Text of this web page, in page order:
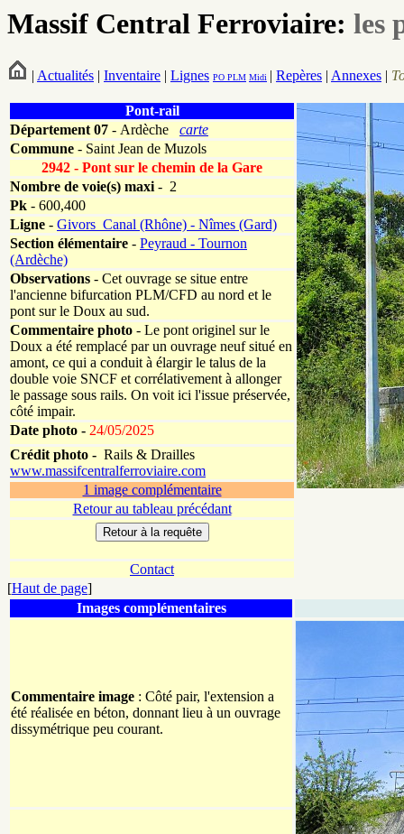
Massif Central Ferroviaire: les
| Actualités | Inventaire | Lignes PO PLM Midi | Repères | Annexes |
Pont-rail
Département07 - Ardèche carte
Commune - Saint Jean de Muzols
2942 - Pont sur le chemin de la Gare
Nombre de voie(s) maxi- 2
Pk - 600,400
Ligne - Givors_Canal (Rhône) - Nîmes (Gard)
Section élémentaire - Peyraud - Tournon
(Ardèche)
Observations - Cet ouvrage se situe entre
l'ancienne bifurcation PLM/CFD au nord et le
pont sur le Doux au sud.
Commentaire photo - Le pont originel sur le
Doux a été remplacé par un ouvrage neuf situé en
amont, ce qui a conduit à élargir le talus de la
double voie SNCF et corrélativement à allonger
le passage sous rails. On voit ici l'issue préservée,
côté impair.
Date photo - 24/05/2025
Crédit photo - Rails & Drailles
www.massifcentralferroviaire.com
1 image complémentaire
Retour au tableau précédant
Contact
[Haut de page]
Images complémentaires
Commentaire image : Côté pair, l'extension a
été réalisée en béton, donnant lieu à un ouvrage
dissymétrique peu courant.